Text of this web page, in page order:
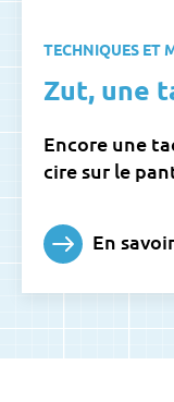
TECHNIQUES ET
Zut, une
Encore une
cire sur le
En